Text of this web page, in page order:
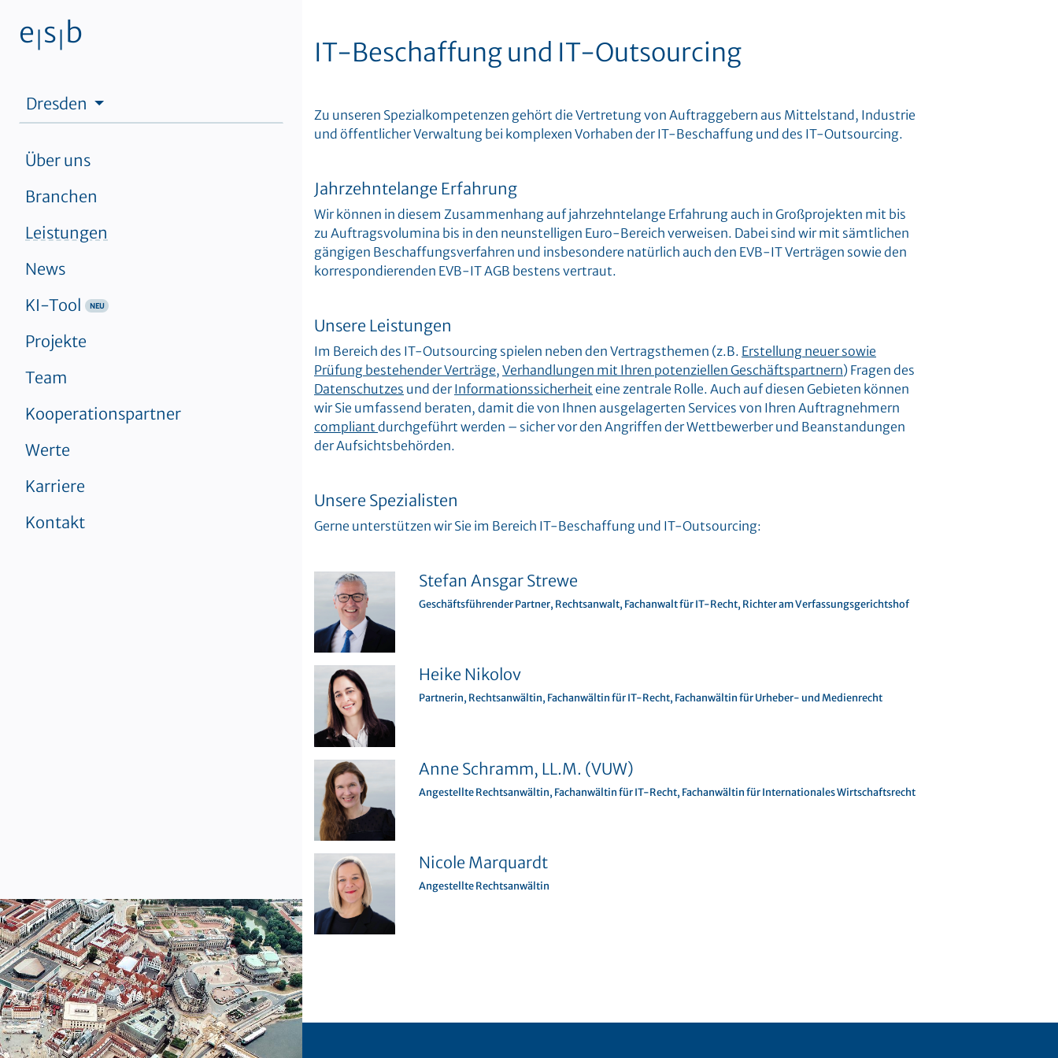
e s b
Dresden
Über uns
Branchen
Leistungen
News
KI-Tool
Projekte
Team
Kooperationspartner
Werte
Karriere
Kontakt
IT-Beschaffung und IT-Outsourcing
Zu unseren Spezialkompetenzen gehört die Vertretung von Auftraggebern aus Mittelstand, Industrie
und öffentlicher Verwaltung bei komplexen Vorhaben der IT-Beschaffung und des IT-Outsourcing.
Jahrzehntelange Erfahrung
Wir können in diesem Zusammenhang auf jahrzehntelange Erfahrung auch in Großprojekten mit bis
zu Auftragsvolumina bis in den neunstelligen Euro-Bereich verweisen. Dabei sind wir mit sämtlichen
gängigen Beschaffungsverfahren und insbesondere natürlich auch den EVB-IT Verträgen sowie den
korrespondierenden EVB-IT AGB bestens vertraut.
Unsere Leistungen
Im Bereich des IT-Outsourcing spielen neben den Vertragsthemen (z.B. Erstellung neuer sowie
Prüfung bestehender Verträge, Verhandlungen mit Ihren potenziellen Geschäftspartnern) Fragen des
Datenschutzes und derInformationssicherheit eine zentrale Rolle. Auch auf diesen Gebieten können
wir Sie umfassend beraten, damit die von Ihnen ausgelagerten Services von Ihren Auftragnehmern
compliant durchgeführt werden – sicher vor den Angriffen der Wettbewerber und Beanstandungen
der Aufsichtsbehörden.
Unsere Spezialisten
Gerne unterstützen wir Sie im Bereich IT-Beschaffung und IT-Outsourcing:
Stefan Ansgar Strewe
Geschäftsführender Partner, Rechtsanwalt, Fachanwalt für IT-Recht, Richter am Verfassungsgerichtshof
Heike Nikolov
Partnerin, Rechtsanwältin, Fachanwältin für IT-Recht, Fachanwältin für Urheber- und Medienrecht
Anne Schramm, LL.M. (VUW)
Angestellte Rechtsanwältin, Fachanwältin für IT-Recht, Fachanwältin für Internationales Wirtschaftsrecht
Nicole Marquardt
Angestellte Rechtsanwältin